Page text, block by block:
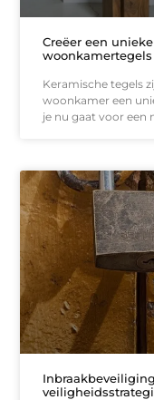
Creëer een
woonkamertegels
Keramische tegels
woonkamer een
je nu gaat voor een